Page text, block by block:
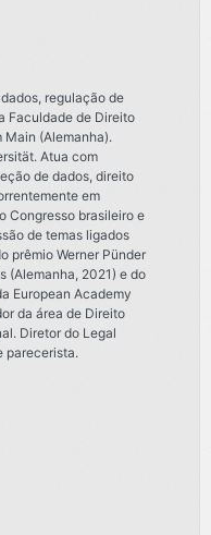
regulação de
Faculdade de Direito
Main (Alemanha).
Atua com
de dados, direito
em
Congresso brasileiro e
de temas ligados
prêmio Werner Pünder
(Alemanha, 2021) e do
European Academy
da área de Direito
Diretor do Legal
parecerista.